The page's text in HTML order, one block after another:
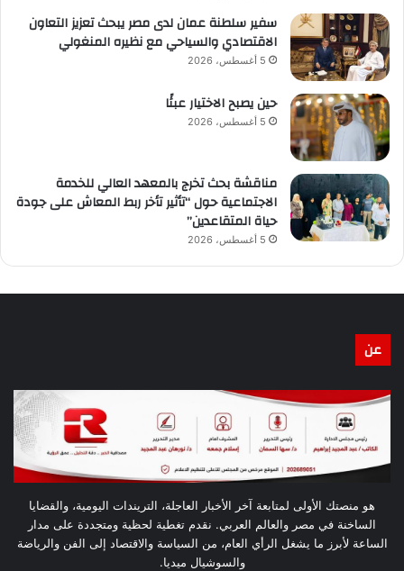
سفير سلطنة عمان لدى مصر يبحث تعزيز التعاون
الاقتصادي والسياحي مع نظيره المنغولي
5 أغسطس، 2026
حين يصبح الاختيار عبئًا
5 أغسطس، 2026
مناقشة بحث تخرج بالمعهد العالي للخدمة
الاجتماعية حول “تأثير تأخر ربط المعاش على جودة
حياة المتقاعدين”
5 أغسطس، 2026
عن
هو منصتك الأولى لمتابعة آخر الأخبار العاجلة، التريندات اليومية، والقضايا
الساخنة في مصر والعالم العربي. نقدم تغطية لحظية ومتجددة على مدار
الساعة لأبرز ما يشغل الرأي العام، من السياسة والاقتصاد إلى الفن والرياضة
والسوشيال ميديا.